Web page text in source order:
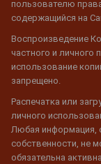
пользователю
содержащийся на
Воспроизведение
частного и личного
использование
запрещено.
Распечатка или
личного
Любая информация,
собственности, не
обязательна